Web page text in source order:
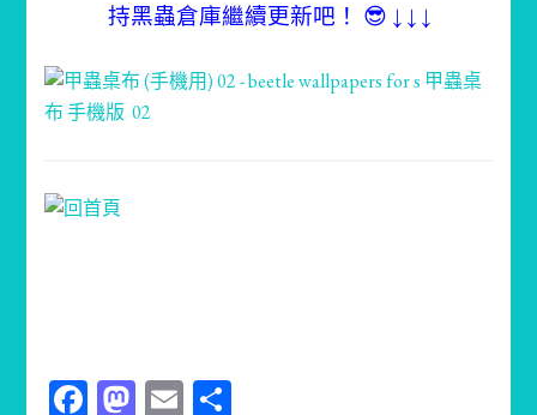
持黑蟲倉庫繼續更新吧！ 😎 ↓ ↓ ↓
Facebook
Mastodon
Email